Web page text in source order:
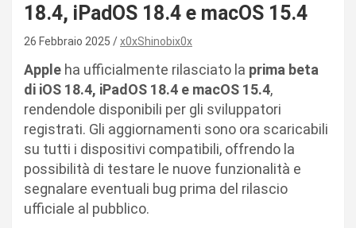
18.4, iPadOS 18.4 e macOS 15.4
26 Febbraio 2025 x0xShinobix0x
Apple ha ufficialmente rilasciato la prima beta
di iOS 18.4, iPadOS 18.4 e macOS 15.4,
rendendole disponibili per gli sviluppatori
registrati. Gli aggiornamenti sono ora scaricabili
su tutti i dispositivi compatibili, offrendo la
possibilità di testare le nuove funzionalità e
segnalare eventuali bug prima del rilascio
ufficiale al pubblico.